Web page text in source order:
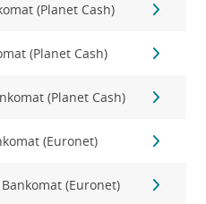
(Planet Cash)
(Planet Cash)
(Planet Cash)
(Euronet)
Bankomat (Euronet)